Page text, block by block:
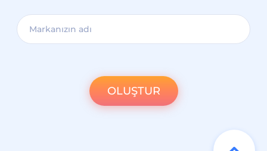
OLUŞTUR